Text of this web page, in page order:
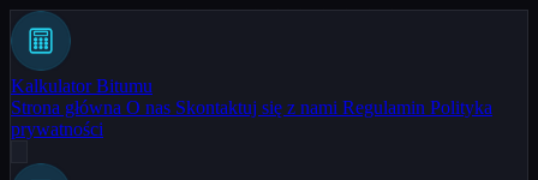
Kalkulator Bitumu
Strona główna O nas Skontaktuj się z nami Regulamin Polityka
prywatności